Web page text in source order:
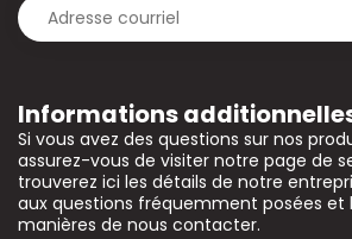
Informations
Si vous avez des questions sur nos
assurez-vous de visiter notre page de
trouverez ici les détails de notre
aux questions fréquemment posées et
manières de nous contacter.